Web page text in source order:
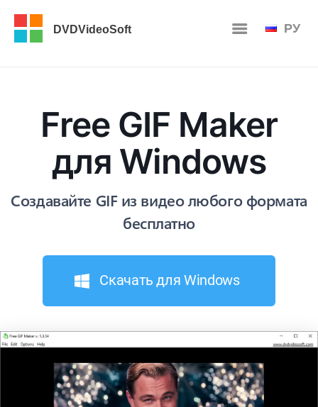
DVDVideoSoft РУ
Free GIF Maker
для Windows
Создавайте GIF из видео любого формата
бесплатно
Скачать для Windows